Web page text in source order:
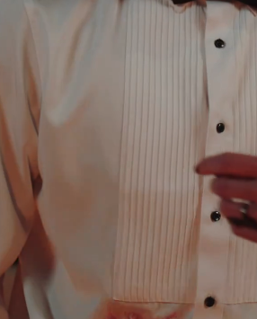
Nick, ti prego, no!